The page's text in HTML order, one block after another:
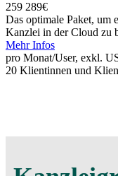
259 289€
Das optimale Paket, um
Kanzlei in der Cloud zu
Mehr Infos
pro Monat/User, exkl.
20 Klientinnen und